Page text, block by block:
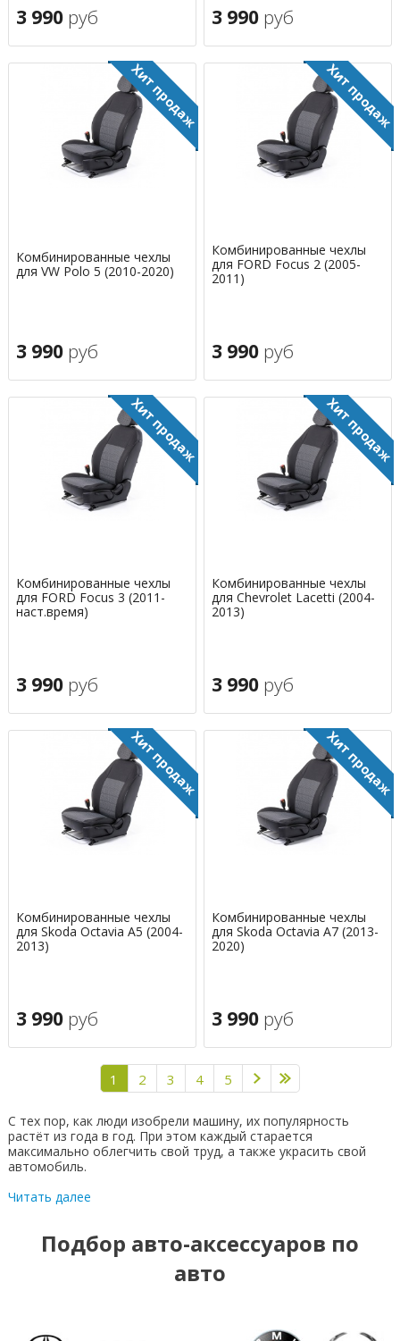
3 990 руб 3 990 руб
Комбинированные чехлы
для VW Polo 5 (2010-2020)
3 990 руб
Комбинированные чехлы
для FORD Focus 2 (2005-
2011)
3 990 руб
Комбинированные чехлы
для FORD Focus 3 (2011-
наст.время)
3 990 руб
Комбинированные чехлы
для Chevrolet Lacetti (2004-
2013)
3 990 руб
Комбинированные чехлы
для Skoda Octavia A5 (2004-
2013)
3 990 руб
Комбинированные чехлы
для Skoda Octavia A7 (2013-
2020)
3 990 руб
1 2 3 4 5
С тех пор, как люди изобрели машину, их популярность
растёт из года в год. При этом каждый старается
максимально облегчить свой труд, а также украсить свой
автомобиль.
Читать далее
Подбор авто-аксессуаров по
авто